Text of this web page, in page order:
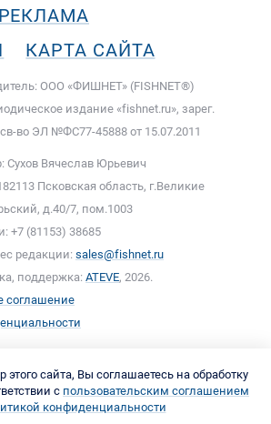
РЕКЛАМА
КАРТА САЙТА
ООО «ФИШНЕТ» (FISHNET®)
издание «fishnet.ru», зарег.
во ЭЛ №ФС77-45888 от 15.07.2011
Сухов Вячеслав Юрьевич
Псковская область, г.Великие
д.40/7, пом.1003
+7 (81153) 38685
редакции: sales@fishnet.ru
поддержка: ATEVE, 2026.
соглашение
сайта, Вы соглашаетесь на обработку
с пользовательским соглашением
конфиденциальности